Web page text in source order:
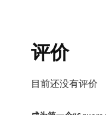
评价
目前还没有评价